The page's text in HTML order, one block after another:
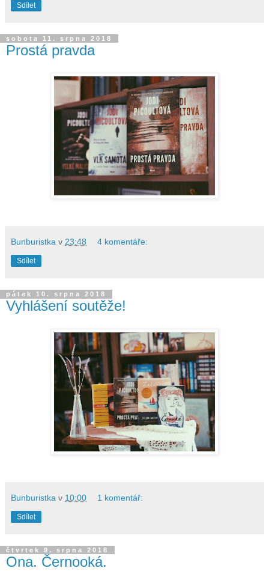
Sdílet
sobota 11. srpna 2018
Prostá pravda
Bunburistka v 23:48 4 komentáře:
Sdílet
pátek 10. srpna 2018
Vyhlášení soutěže!
Bunburistka v 10:00 1 komentář:
Sdílet
čtvrtek 9. srpna 2018
Ona. Černooká.